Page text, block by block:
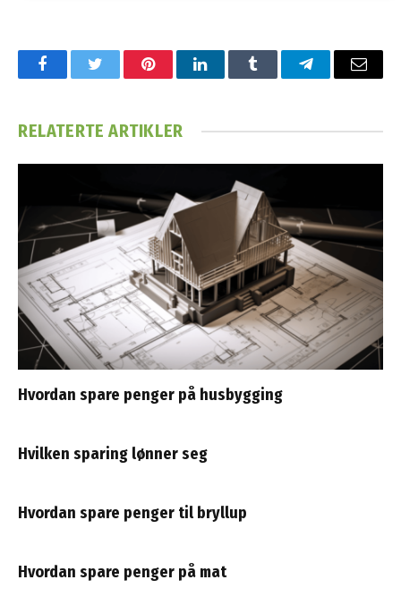
FacebookTwitter PinterestLinkedInTumblr TelegramEmail
RELATERTE ARTIKLER
Hvordan spare penger på husbygging
Hvilken sparing lønner seg
Hvordan spare penger til bryllup
Hvordan spare penger på mat